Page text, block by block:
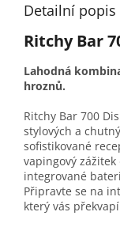
Detailní
Ritchy Bar
Lahodná
hroznů.
Ritchy Bar 700
stylových a
sofistikované
vapingový
integrované
Připravte se na
který vás